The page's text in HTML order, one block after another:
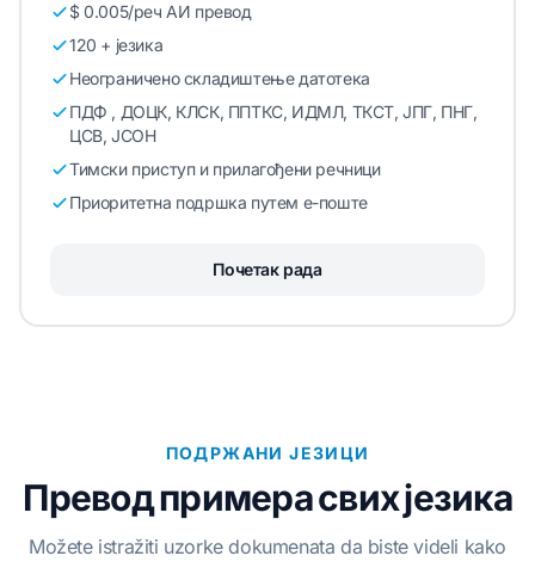
$ 0.005/реч АИ превод
120 + језика
Неограничено складиштење датотека
ПДФ , ДОЦК, КЛСК, ППТКС, ИДМЛ, ТКСТ, ЈПГ, ПНГ,
ЦСВ, ЈСОН
Тимски приступ и прилагођени речници
Приоритетна подршка путем е-поште
Почетак рада
ПОДРЖАНИ ЈЕЗИЦИ
Превод примера свих језика
Možete istražiti uzorke dokumenata da biste videli kako